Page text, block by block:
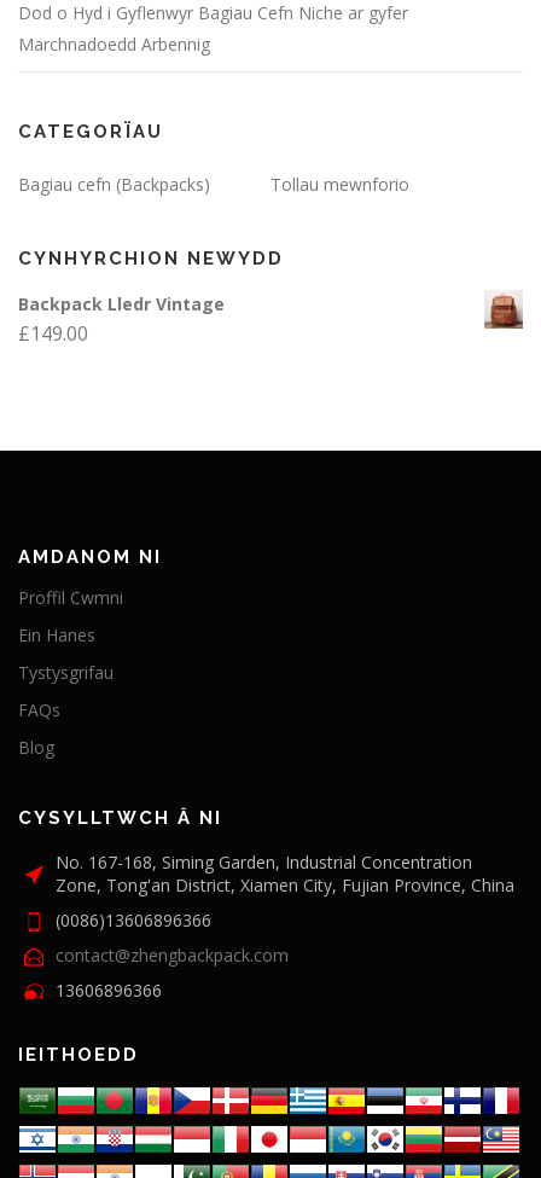
Dod o Hyd i Gyflenwyr Bagiau Cefn Niche ar gyfer
Marchnadoedd Arbennig
CATEGORÏAU
Bagiau cefn (Backpacks) Tollau mewnforio
CYNHYRCHION NEWYDD
Backpack Lledr Vintage
£149.00
AMDANOM NI
Proffil Cwmni
Ein Hanes
Tystysgrifau
FAQs
Blog
CYSYLLTWCH Â NI
No. 167-168, Siming Garden, Industrial Concentration
Zone, Tong'an District, Xiamen City, Fujian Province, China
(0086)13606896366
contact@zhengbackpack.com
13606896366
IEITHOEDD